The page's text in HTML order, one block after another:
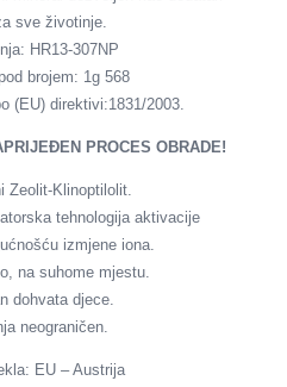
sve životinje.
HR13-307NP
brojem: 1g 568
(EU) direktivi:1831/2003.
PROCES OBRADE!
Zeolit-Klinoptilolit.
tehnologija aktivacije
izmjene iona.
na suhome mjestu.
dohvata djece.
neograničen.
EU – Austrija